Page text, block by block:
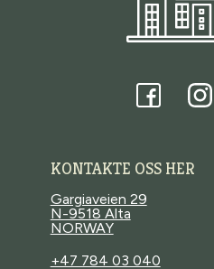
Facebook
KONTAKTE OSS HER
Gargiaveien 29
N-9518 Alta
NORWAY
+47 784 03 040